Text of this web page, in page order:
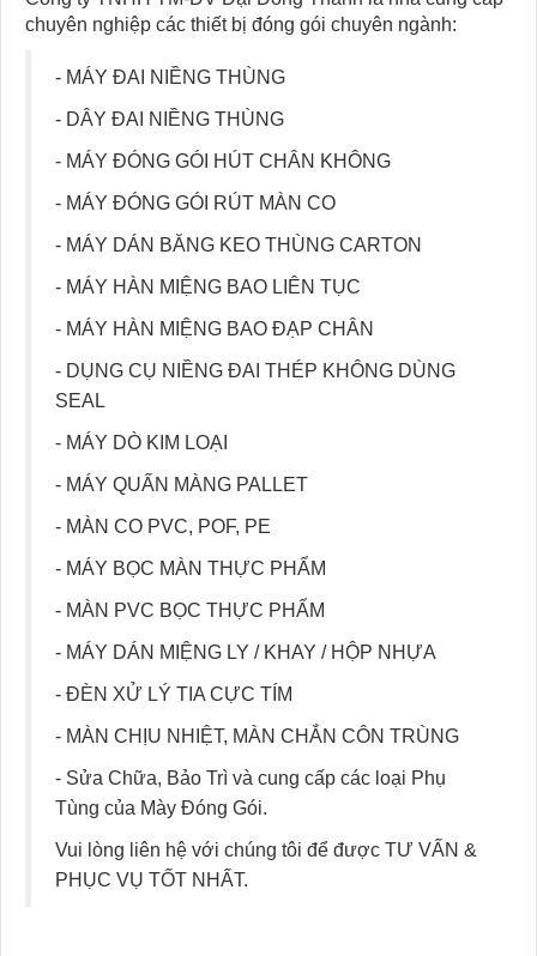
chuyên nghiệp các thiết bị đóng gói chuyên ngành:
- MÁY ĐAI NIỀNG THÙNG
- DÂY ĐAI NIỀNG THÙNG
- MÁY ĐÓNG GÓI HÚT CHÂN KHÔNG
- MÁY ĐÓNG GÓI RÚT MÀN CO
- MÁY DÁN BĂNG KEO THÙNG CARTON
- MÁY HÀN MIỆNG BAO LIÊN TỤC
- MÁY HÀN MIỆNG BAO ĐẠP CHÂN
- DỤNG CỤ NIỀNG ĐAI THÉP KHÔNG DÙNG
SEAL
- MÁY DÒ KIM LOẠI
- MÁY QUẤN MÀNG PALLET
- MÀN CO PVC, POF, PE
- MÁY BỌC MÀN THỰC PHẨM
- MÀN PVC BỌC THỰC PHẨM
- MÁY DÁN MIỆNG LY / KHAY / HỘP NHỰA
- ĐÈN XỬ LÝ TIA CỰC TÍM
- MÀN CHỊU NHIỆT, MÀN CHẮN CÔN TRÙNG
- Sửa Chữa, Bảo Trì và cung cấp các loại Phụ
Tùng của Mày Đóng Gói.
Vui lòng liên hệ với chúng tôi để được TƯ VẤN &
PHỤC VỤ TỐT NHẤT.